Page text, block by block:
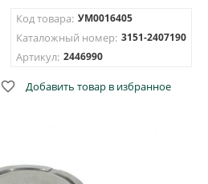
Код товара: УМ0016405
Каталожный номер: 3151-2407190
Артикул: 2446990
 Добавить товар в избранное